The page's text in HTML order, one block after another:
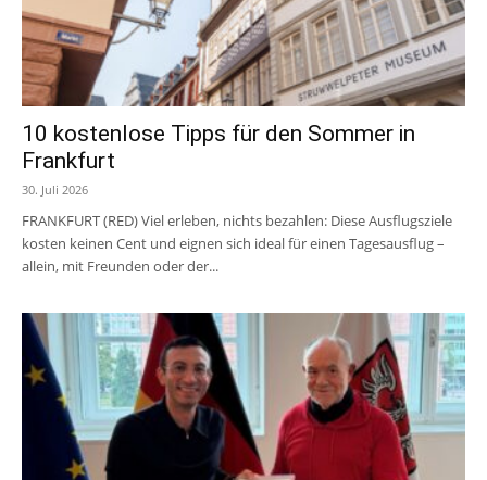
10 kostenlose Tipps für den Sommer in
Frankfurt
30. Juli 2026
FRANKFURT (RED) Viel erleben, nichts bezahlen: Diese Ausflugsziele
kosten keinen Cent und eignen sich ideal für einen Tagesausflug –
allein, mit Freunden oder der...